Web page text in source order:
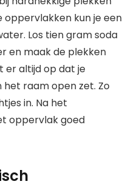
kun je een
Los tien gram soda
en maak de plekken
er altijd op dat je
raam open zet. Zo
in. Na het
oppervlak goed